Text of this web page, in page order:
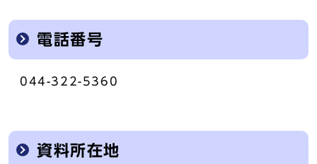
電話番号
044-322-5360
資料所在地